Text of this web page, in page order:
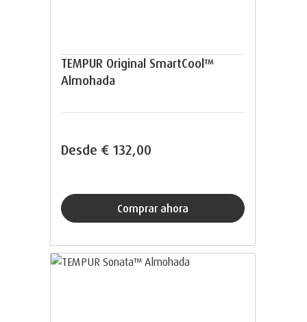
TEMPUR Original SmartCool™
Almohada
Desde € 132,00
Comprar ahora